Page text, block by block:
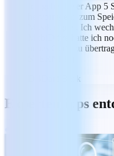
Ich gebe dieser App 5
hervorragend zum
Musik eignet. Ich
MobiDrive hatte ich
neues Gerät zu
Expertentipps